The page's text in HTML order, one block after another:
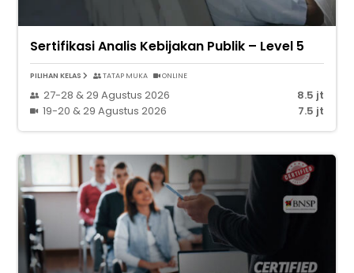
Sertifikasi Analis Kebijakan Publik – Level 5
PILIHAN KELAS TATAP MUKA ONLINE
27-28 & 29 Agustus 2026
8.5 jt
19-20 & 29 Agustus 2026
7.5 jt